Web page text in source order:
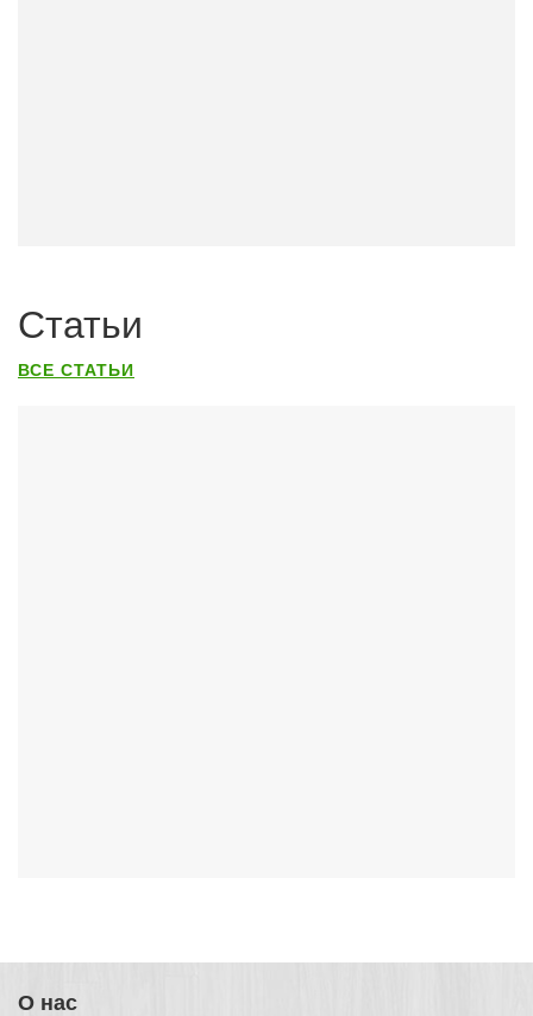
Статьи
ВСЕ СТАТЬИ
О нас